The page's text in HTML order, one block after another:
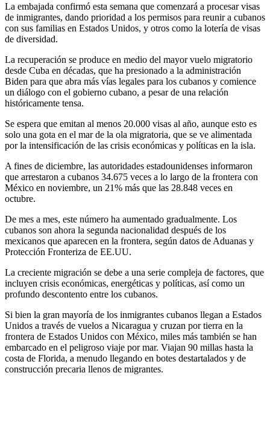
La embajada confirmó esta semana que comenzará a procesar visas
de inmigrantes, dando prioridad a los permisos para reunir a cubanos
con sus familias en Estados Unidos, y otros como la lotería de visas
de diversidad.
La recuperación se produce en medio del mayor vuelo migratorio
desde Cuba en décadas, que ha presionado a la administración
Biden para que abra más vías legales para los cubanos y comience
un diálogo con el gobierno cubano, a pesar de una relación
históricamente tensa.
Se espera que emitan al menos 20.000 visas al año, aunque esto es
solo una gota en el mar de la ola migratoria, que se ve alimentada
por la intensificación de las crisis económicas y políticas en la isla.
A fines de diciembre, las autoridades estadounidenses informaron
que arrestaron a cubanos 34.675 veces a lo largo de la frontera con
México en noviembre, un 21% más que las 28.848 veces en
octubre.
De mes a mes, este número ha aumentado gradualmente. Los
cubanos son ahora la segunda nacionalidad después de los
mexicanos que aparecen en la frontera, según datos de Aduanas y
Protección Fronteriza de EE.UU.
La creciente migración se debe a una serie compleja de factores, que
incluyen crisis económicas, energéticas y políticas, así como un
profundo descontento entre los cubanos.
Si bien la gran mayoría de los inmigrantes cubanos llegan a Estados
Unidos a través de vuelos a Nicaragua y cruzan por tierra en la
frontera de Estados Unidos con México, miles más también se han
embarcado en el peligroso viaje por mar. Viajan 90 millas hasta la
costa de Florida, a menudo llegando en botes destartalados y de
construcción precaria llenos de migrantes.